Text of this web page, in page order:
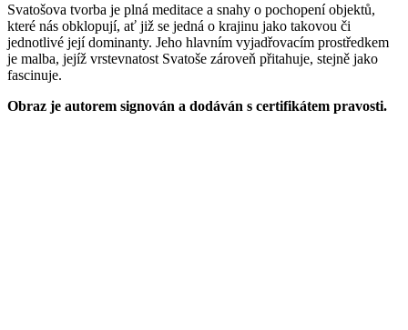
Svatošova tvorba je plná meditace a snahy o pochopení objektů,
které nás obklopují, ať již se jedná o krajinu jako takovou či
jednotlivé její dominanty. Jeho hlavním vyjadřovacím prostředkem
je malba, jejíž vrstevnatost Svatoše zároveň přitahuje, stejně jako
fascinuje.
Obraz je autorem signován a dodáván s certifikátem pravosti.